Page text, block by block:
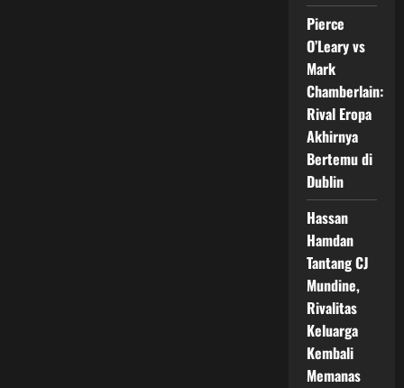
Pierce
O’Leary vs
Mark
Chamberlain:
Rival Eropa
Akhirnya
Bertemu di
Dublin
Hassan
Hamdan
Tantang CJ
Mundine,
Rivalitas
Keluarga
Kembali
Memanas